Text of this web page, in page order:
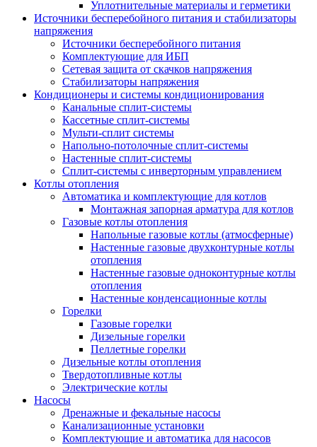
Уплотнительные материалы и герметики
Источники бесперебойного питания и стабилизаторы
напряжения
Источники бесперебойного питания
Комплектующие для ИБП
Сетевая защита от скачков напряжения
Стабилизаторы напряжения
Кондиционеры и системы кондиционирования
Канальные сплит-системы
Кассетные сплит-системы
Мульти-сплит системы
Напольно-потолочные сплит-системы
Настенные сплит-системы
Сплит-системы с инверторным управлением
Котлы отопления
Автоматика и комплектующие для котлов
Монтажная запорная арматура для котлов
Газовые котлы отопления
Напольные газовые котлы (атмосферные)
Настенные газовые двухконтурные котлы
отопления
Настенные газовые одноконтурные котлы
отопления
Настенные конденсационные котлы
Горелки
Газовые горелки
Дизельные горелки
Пеллетные горелки
Дизельные котлы отопления
Твердотопливные котлы
Электрические котлы
Насосы
Дренажные и фекальные насосы
Канализационные установки
Комплектующие и автоматика для насосов